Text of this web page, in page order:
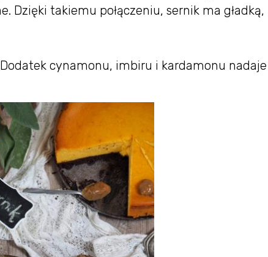
Dzięki takiemu połączeniu, sernik ma gładką,
cynamonu, imbiru i kardamonu